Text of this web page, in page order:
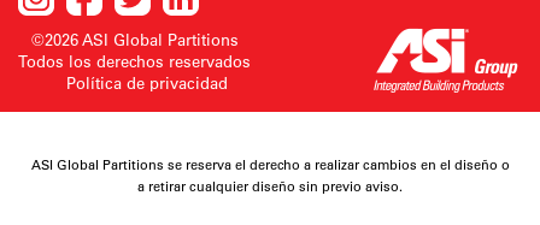
©2026 ASI Global Partitions
Todos los derechos reservados
Política de privacidad
ASI Global Partitions se reserva el derecho a realizar cambios en el diseño o
a retirar cualquier diseño sin previo aviso.